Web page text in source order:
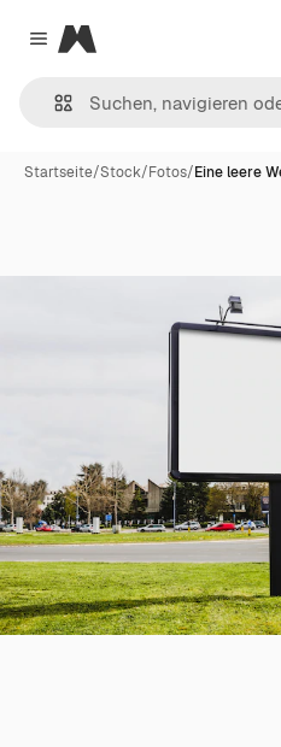
Close menu
Magnific
Startseite/Stock/Fotos/Eine leere